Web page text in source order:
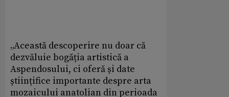
„Această descoperire nu doar că
dezvăluie bogăția artistică a
Aspendosului, ci oferă și date
științifice importante despre arta
mozaicului anatolian din perioada